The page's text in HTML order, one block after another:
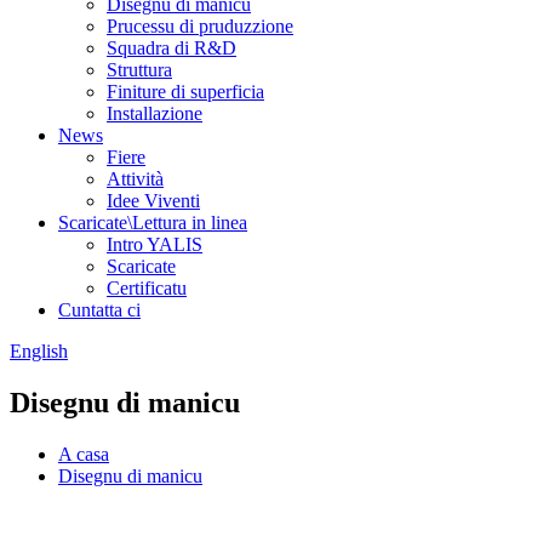
Disegnu di manicu
Prucessu di pruduzzione
Squadra di R&D
Struttura
Finiture di superficia
Installazione
News
Fiere
Attività
Idee Viventi
Scaricate\Lettura in linea
Intro YALIS
Scaricate
Certificatu
Cuntatta ci
English
Disegnu di manicu
A casa
Disegnu di manicu